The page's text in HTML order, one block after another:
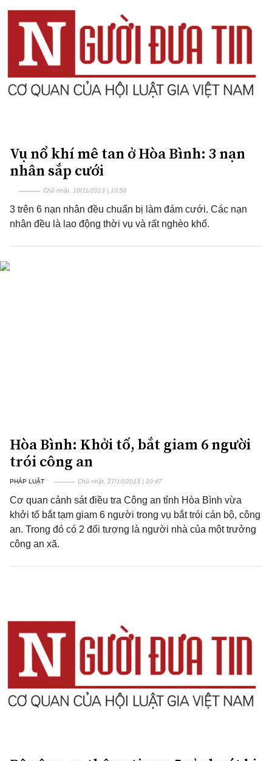
Vụ nổ khí mê tan ở Hòa Bình: 3 nạn
nhân sắp cưới
Chủ nhật, 10/11/2013 | 10:56
3 trên 6 nạn nhân đều chuẩn bị làm đám cưới. Các nạn
nhân đều là lao động thời vụ và rất nghèo khổ.
Hòa Bình: Khởi tố, bắt giam 6 người
trói công an
PHÁP LUẬT Chủ nhật, 27/10/2013 | 20:47
Cơ quan cảnh sát điều tra Công an tỉnh Hòa Bình vừa
khởi tố bắt tạm giam 6 người trong vụ bắt trói cán bộ, công
an. Trong đó có 2 đối tượng là người nhà của một trưởng
công an xã.